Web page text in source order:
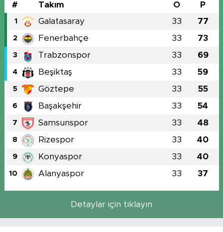
# Takım O P
1 Galatasaray 33 77
2 Fenerbahçe 33 73
3 Trabzonspor 33 69
4 Beşiktaş 33 59
5 Göztepe 33 55
6 Başakşehir 33 54
7 Samsunspor 33 48
8 Rizespor 33 40
9 Konyaspor 33 40
10 Alanyaspor 33 37
Detaylar için tıklayın